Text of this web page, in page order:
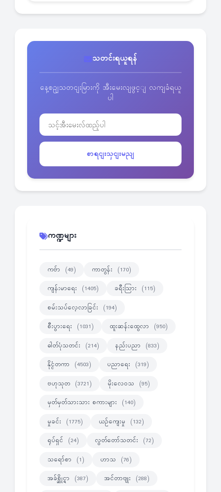
သတင်းရယူရန်
နေ့စဥျသတငျးမြားကို အီးမေးလျဖွင့ျ လကျခံရယူ
ပါ
စာရငျးသှငျးမညျ
ကဏ္ဍများ
ကဗ်ာ (49) ကာတွန်း (170)
ကျန်းမာရေး (1405) ခရီးသြား (115)
စမ်းသပ်လေ့လာခြင်း (194)
စီးပွားရေး (1031) ထူးဆန်းထွေလာ (950)
ဓါတ်ပုံသတင်း (214) နည်းပညာ (833)
နိုင္ငံတကာ (4503) ပညာရေး (319)
ဗဟုသုတ (3721) မိုးလေဝသ (95)
မှတ်မှတ်သားသား စကားများ (140)
မှုခင်း (1775) ယဉ်ကျေးမှု (132)
ရုပ်ရှင် (24) လွတ်တော်သတင်း (72)
သရော်စာ (1) ဟာသ (76)
အခ်စ္ဆိုင္ရာ (387) အင်တာဗျုး (288)